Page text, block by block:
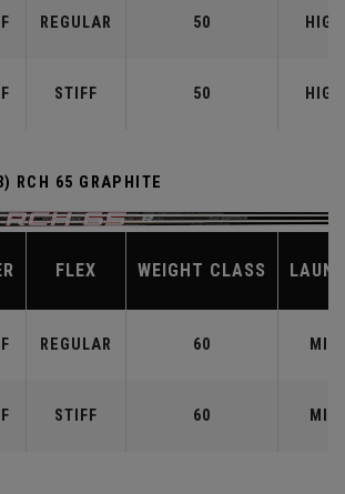
REGULAR 50 HIGH
STIFF 50 HIGH
RCH 65 GRAPHITE
FLEX WEIGHT CLASS
REGULAR 60 MID
STIFF 60 MID